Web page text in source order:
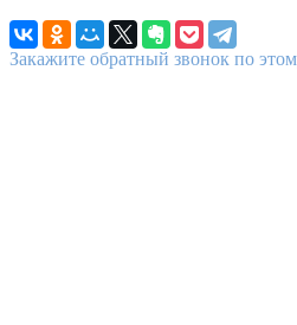
Закажите обратный звонок по